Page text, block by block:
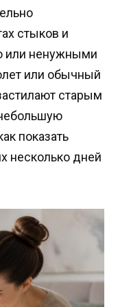
стыков и
или ненужными
или обычный
старым
показать
несколько дней